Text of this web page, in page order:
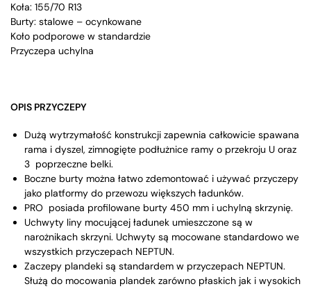
Koła: 155/70 R13
Burty: stalowe – ocynkowane
Koło podporowe w standardzie
Przyczepa uchylna
OPIS PRZYCZEPY
Dużą wytrzymałość konstrukcji zapewnia całkowicie spawana
rama i dyszel, zimnogięte podłużnice ramy o przekroju U oraz
3 poprzeczne belki.
Boczne burty można łatwo zdemontować i używać przyczepy
jako platformy do przewozu większych ładunków.
PRO posiada profilowane burty 450 mm i uchylną skrzynię.
Uchwyty liny mocującej ładunek umieszczone są w
narożnikach skrzyni. Uchwyty są mocowane standardowo we
wszystkich przyczepach NEPTUN.
Zaczepy plandeki są standardem w przyczepach NEPTUN.
Służą do mocowania plandek zarówno płaskich jak i wysokich